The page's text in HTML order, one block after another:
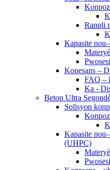
Ranpli
Kapasite
Konesans –
FAQ –
Ka -
Beton Ultra
Solisyon
Kapasite
(UHPC)